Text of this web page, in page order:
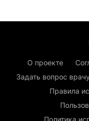
О проекте
Задать вопрос врачу
Правила
Политика